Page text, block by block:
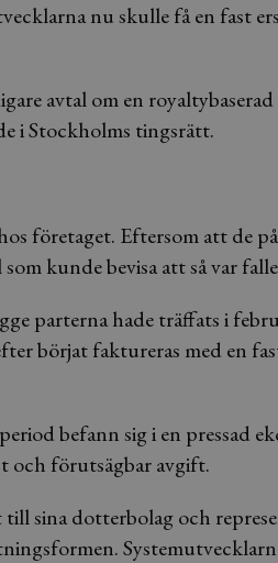
nu skulle få en fast
avtal om en
i Stockholms tingsrätt.
företaget. Eftersom att de
kunde bevisa att så var
parterna hade träffats i
börjat faktureras med en
befann sig i en pressad
och förutsägbar avgift.
sina dotterbolag och